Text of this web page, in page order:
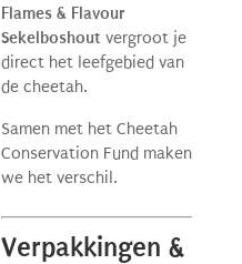
Flames & Flavour
Sekelboshout vergroot je
direct het leefgebied van
de cheetah.
Samen met het Cheetah
Conservation Fund maken
we het verschil.
Verpakkingen &